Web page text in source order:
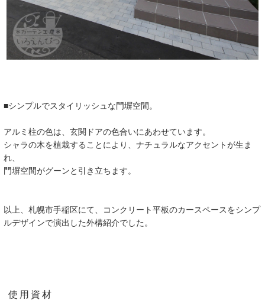
■シンプルでスタイリッシュな門塀空間。
アルミ柱の色は、玄関ドアの色合いにあわせています。
シャラの木を植栽することにより、ナチュラルなアクセントが生ま
れ、
門塀空間がグーンと引き立ちます。
以上、札幌市手稲区にて、コンクリート平板のカースペースをシンプ
ルデザインで演出した外構紹介でした。
使用資材